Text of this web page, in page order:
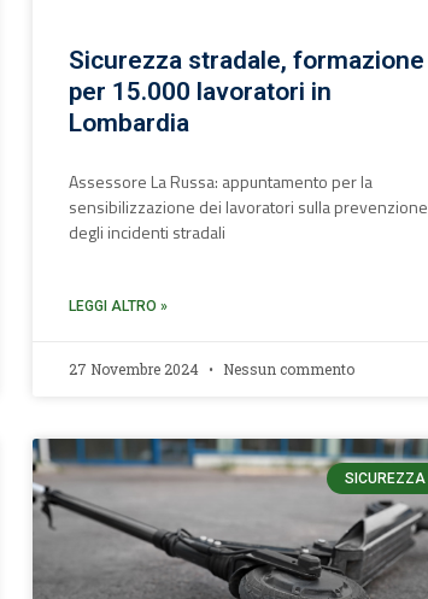
Sicurezza stradale, formazione
per 15.000 lavoratori in
Lombardia
Assessore La Russa: appuntamento per la
sensibilizzazione dei lavoratori sulla prevenzione
degli incidenti stradali
LEGGI ALTRO »
27 Novembre 2024 Nessun commento
SICUREZZA